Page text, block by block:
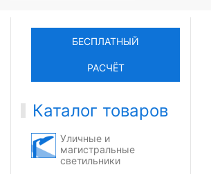
БЕСПЛАТНЫЙ
РАСЧЁТ
Каталог товаров
Уличные и
магистральные
светильники